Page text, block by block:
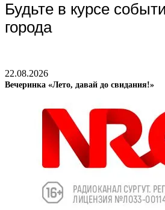
Будьте в курсе
города
22.08.2026
Вечеринка «Лето, давай до свидания!»